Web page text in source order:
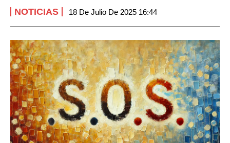
NOTICIAS 18 De Julio De 2025 16:44